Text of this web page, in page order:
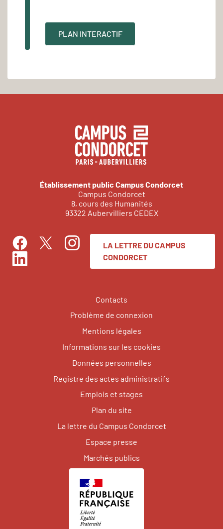
PLAN INTERACTIF
Établissement public Campus Condorcet
Campus Condorcet
8, cours des Humanités
93322 Aubervilliers CEDEX
FacebookTwitterInstagram
LinkedIn
LA LETTRE DU CAMPUS
CONDORCET
Contacts
Problème de connexion
Mentions légales
Informations sur les cookies
Données personnelles
Registre des actes administratifs
Emplois et stages
Plan du site
La lettre du Campus Condorcet
Espace presse
Marchés publics